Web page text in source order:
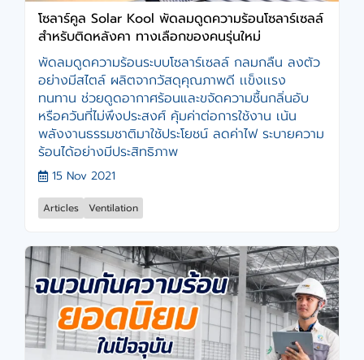
โซลาร์คูล Solar Kool พัดลมดูดความร้อนโซลาร์เซลล์
สำหรับติดหลังคา ทางเลือกของคนรุ่นใหม่
พัดลมดูดความร้อนระบบโซลาร์เซลล์ กลมกลืน ลงตัว
อย่างมีสไตล์ ผลิตจากวัสดุคุณภาพดี เเข็งเเรง
ทนทาน ช่วยดูดอากาศร้อนและขจัดความชื้นกลิ่นอับ
หรือควันที่ไม่พึงประสงศ์ คุ้มค่าต่อการใช้งาน เน้น
พลังงานธรรมชาติมาใช้ประโยชน์ ลดค่าไฟ ระบายความ
ร้อนได้อย่างมีประสิทธิภาพ
15 Nov 2021
Articles Ventilation